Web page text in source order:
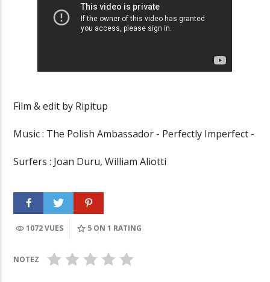
Film & edit by Ripitup
Music : The Polish Ambassador - Perfectly Imperfect -
Surfers : Joan Duru, William Aliotti
1072 VUES 5 ON 1 RATING
NOTEZ